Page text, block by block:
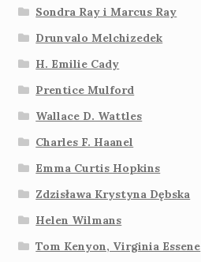
Sondra Ray i Marcus Ray
Drunvalo Melchizedek
H. Emilie Cady
Prentice Mulford
Wallace D. Wattles
Charles F. Haanel
Emma Curtis Hopkins
Zdzisława Krystyna Dębska
Helen Wilmans
Tom Kenyon, Virginia Essene